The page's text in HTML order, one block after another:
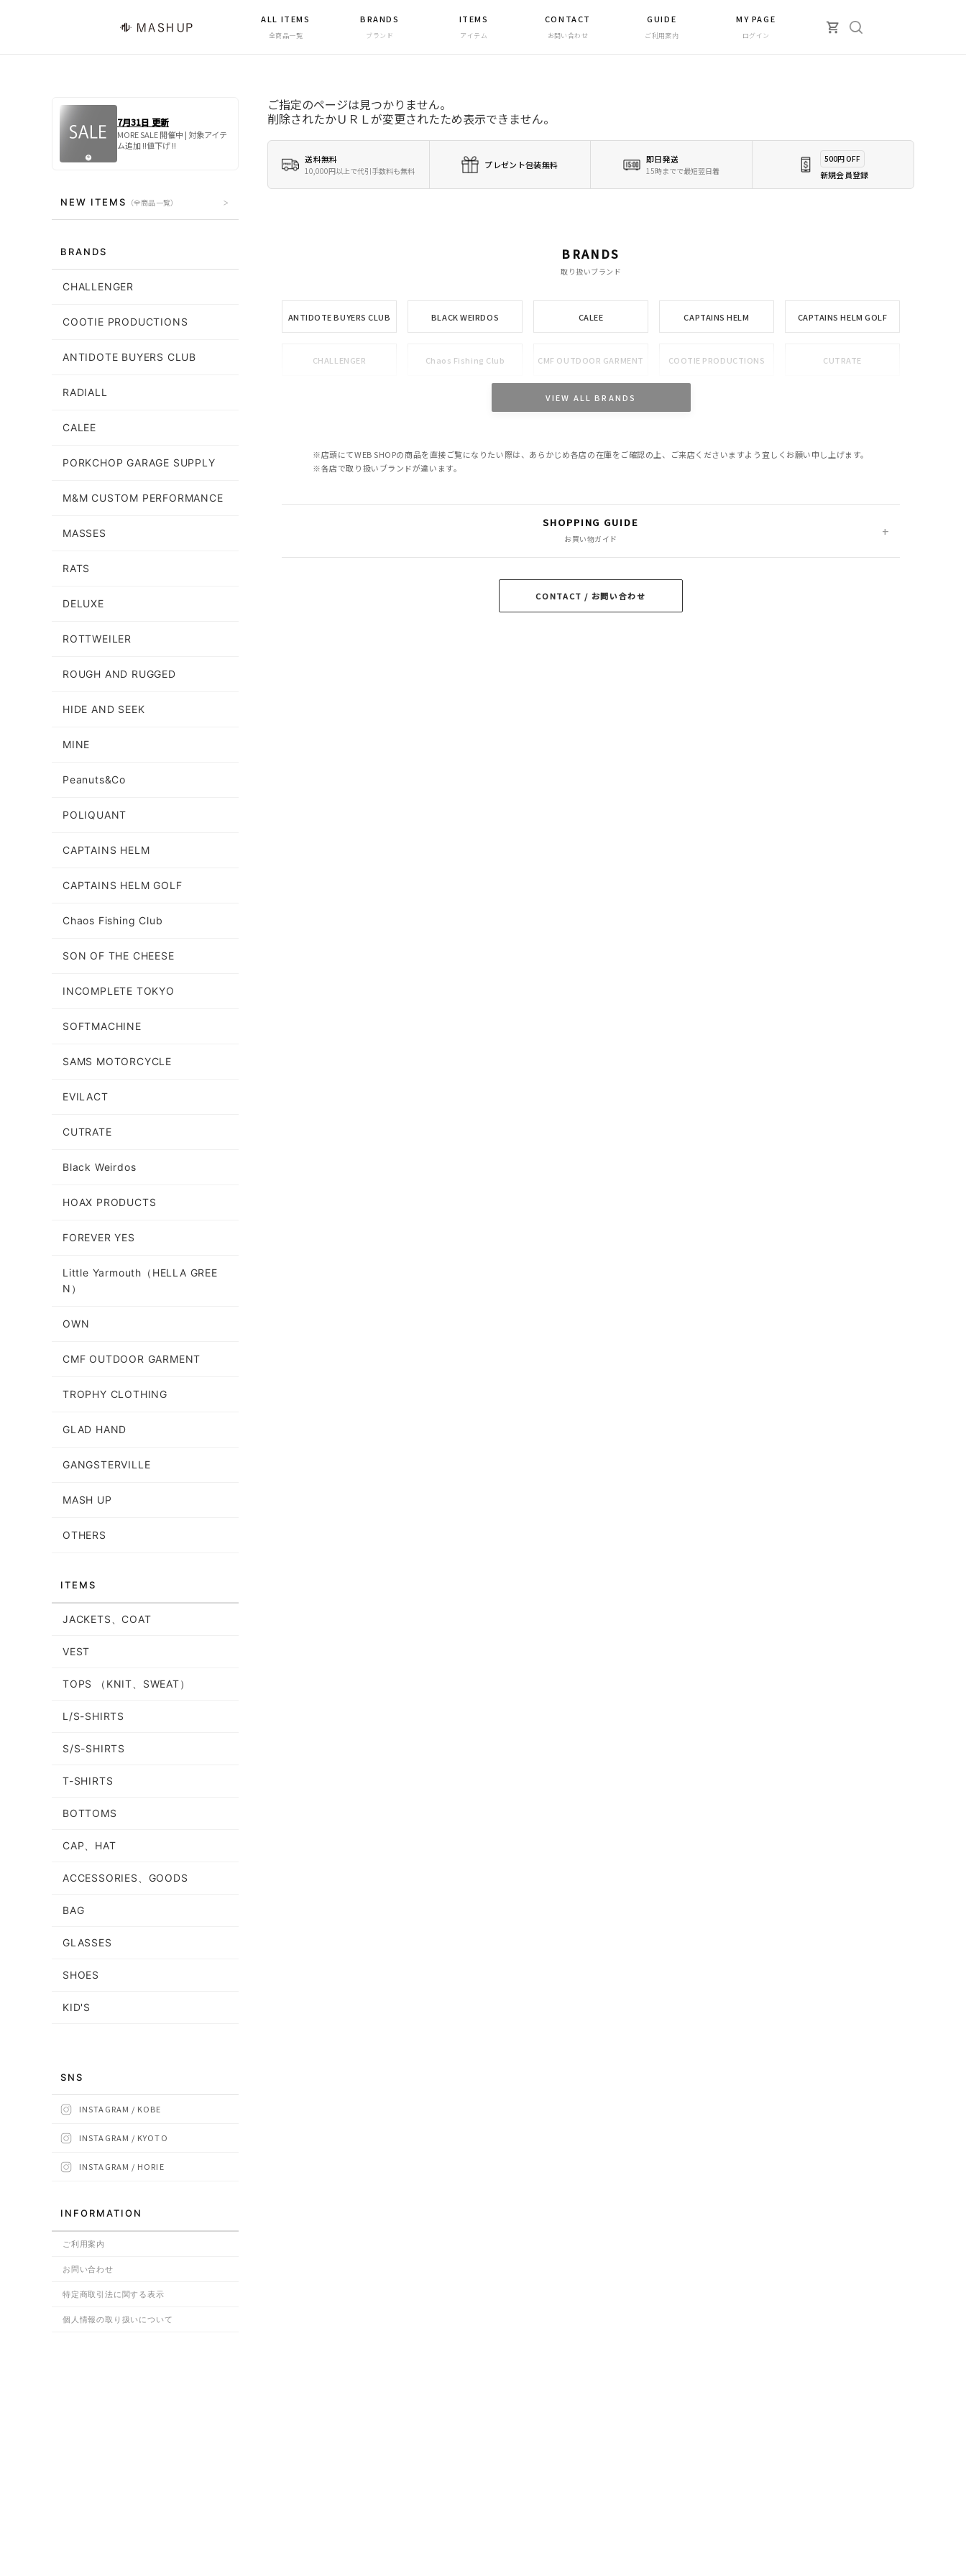
ALL ITEMS
全商品一覧
BRANDS
ブランド
ITEMS
アイテム
CONTACT
お問い合わせ
GUIDE
ご利用案内
MY PAGE
ログイン
ご指定のページは見つかりません。
削除されたかＵＲＬが変更されたため表示できません。
送料無料
10,000円以上で代引手数料も無料
プレゼント包装無料 即日発送
15時までで最短翌日着
500円 OFF
新規会員登録
BRANDS
取り扱いブランド
ANTIDOTE BUYERS CLUB BLACK WEIRDOS CALEE CAPTAINS HELM CAPTAINS HELM GOLF
CHALLENGER Chaos Fishing Club CMF OUTDOOR GARMENT COOTIE PRODUCTIONS CUTRATE
GANGSTERVILLE
PERFORMANCE
VIEW ALL BRANDS
※店頭にてWEB SHOPの商品を直接ご覧になりたい際は、あらかじめ各店の在庫をご確認の上、ご来店くださいますよう宜しくお願い申し上げます。
※各店で取り扱いブランドが違います。
SHOPPING GUIDE
お買い物ガイド
CONTACT / お問い合わせ
7月31日 更新
MORE SALE 開催中 | 対象アイテ
ム追加 !!値下げ !!
NEW ITEMS （全商品一覧）
BRANDS
CHALLENGER
COOTIE PRODUCTIONS
ANTIDOTE BUYERS CLUB
RADIALL
CALEE
PORKCHOP GARAGE SUPPLY
M&M CUSTOM PERFORMANCE
MASSES
RATS
DELUXE
ROTTWEILER
ROUGH AND RUGGED
HIDE AND SEEK
MINE
Peanuts&Co
POLIQUANT
CAPTAINS HELM
CAPTAINS HELM GOLF
Chaos Fishing Club
SON OF THE CHEESE
INCOMPLETE TOKYO
SOFTMACHINE
SAMS MOTORCYCLE
EVILACT
CUTRATE
Black Weirdos
HOAX PRODUCTS
FOREVER YES
Little Yarmouth（HELLA GREE
N）
OWN
CMF OUTDOOR GARMENT
TROPHY CLOTHING
GLAD HAND
GANGSTERVILLE
MASH UP
OTHERS
ITEMS
JACKETS、COAT
VEST
TOPS （KNIT、SWEAT）
L/S-SHIRTS
S/S-SHIRTS
T-SHIRTS
BOTTOMS
CAP、HAT
ACCESSORIES、GOODS
BAG
GLASSES
SHOES
KID'S
SNS
INSTAGRAM / KOBE
INSTAGRAM / KYOTO
INSTAGRAM / HORIE
INFORMATION
ご利用案内
お問い合わせ
特定商取引法に関する表示
個人情報の取り扱いについて